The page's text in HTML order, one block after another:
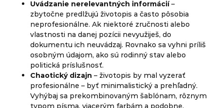
Uvádzanie nerelevantných informácií–
zbytočne predlžujú životopis a často pôsobia
neprofesionálne. Ak niektoré zručnosti alebo
vlastnosti na danej pozícii nevyužiješ, do
dokumentu ich neuvádzaj. Rovnako sa vyhni príliš
osobným údajom, ako sú rodinný stav alebo
politická príslušnosť.
Chaotický dizajn – životopis by mal vyzerať
profesionálne – byť minimalistický a prehľadný.
Vyhýbaj sa prekombinovaným šablónam, rôznym
typom písma, viacerým farbám a podobne.